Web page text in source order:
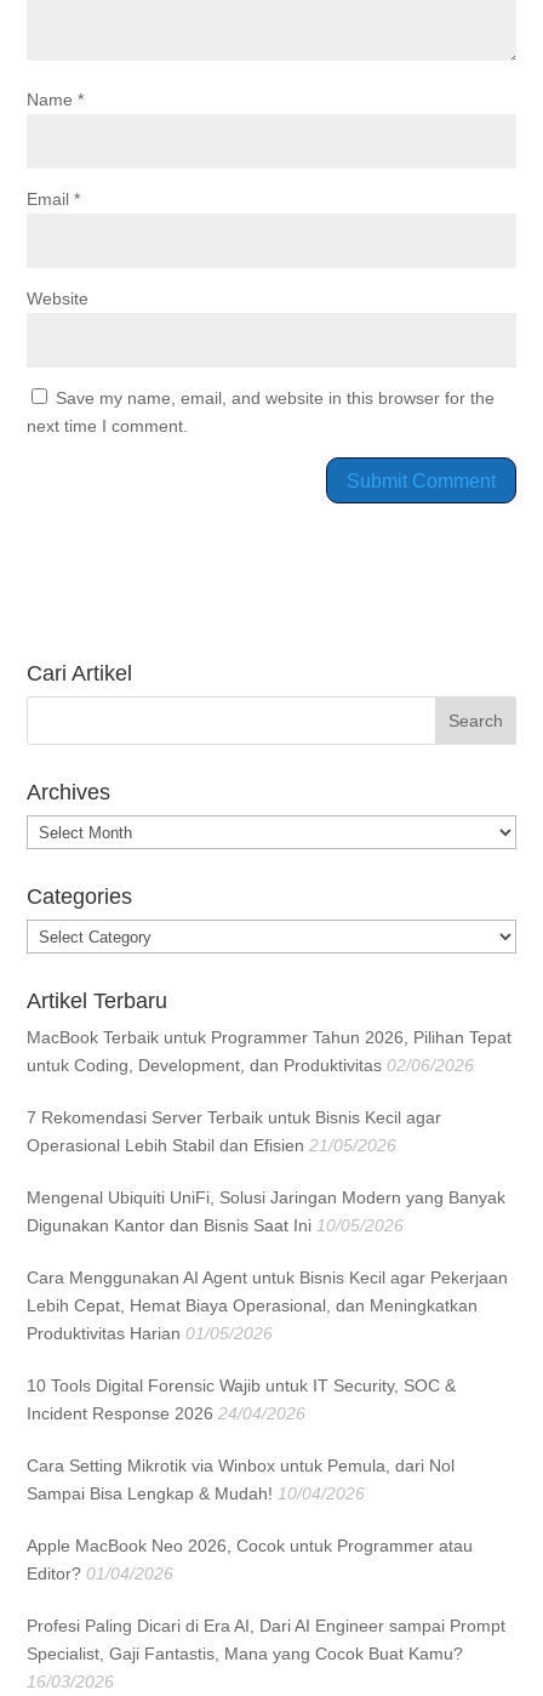
Name*
Email*
Website
Save my name, email, and website in this browser for the
next time I comment.
Cari Artikel
Archives
Archives
Categories
Categories
Artikel Terbaru
MacBook Terbaik untuk Programmer Tahun 2026, Pilihan Tepat
untuk Coding, Development, dan Produktivitas 02/06/2026
7 Rekomendasi Server Terbaik untuk Bisnis Kecil agar
Operasional Lebih Stabil dan Efisien 21/05/2026
Mengenal Ubiquiti UniFi, Solusi Jaringan Modern yang Banyak
Digunakan Kantor dan Bisnis Saat Ini 10/05/2026
Cara Menggunakan AI Agent untuk Bisnis Kecil agar Pekerjaan
Lebih Cepat, Hemat Biaya Operasional, dan Meningkatkan
Produktivitas Harian 01/05/2026
10 Tools Digital Forensic Wajib untuk IT Security, SOC &
Incident Response 2026 24/04/2026
Cara Setting Mikrotik via Winbox untuk Pemula, dari Nol
Sampai Bisa Lengkap & Mudah! 10/04/2026
Apple MacBook Neo 2026, Cocok untuk Programmer atau
Editor? 01/04/2026
Profesi Paling Dicari di Era AI, Dari AI Engineer sampai Prompt
Specialist, Gaji Fantastis, Mana yang Cocok Buat Kamu?
16/03/2026